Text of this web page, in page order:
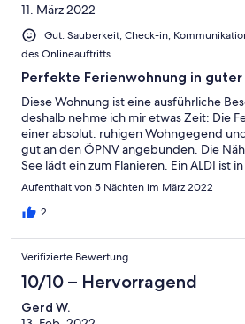
11. März 2022
Gut: Sauberkeit, Check-in,
des Onlineauftritts
Perfekte Ferienwohnung in guter
Diese Wohnung ist eine ausführliche
deshalb nehme ich mir etwas Zeit: Die
einer absolut. ruhigen Wohngegend
gut an den ÖPNV angebunden. Die
See lädt ein zum Flanieren. Ein ALDI ist
erreichbar. Die Wohnung war sauber,
fehlte es an nichts. Von Geschirrspültabs
nirgends erlebt - bei einiger
fand ich die Bank vor der Tür mit Blick
Hier konnte man morgens die erste
Nach hinten gibt es eine große Terrasse,
Gerne habe ich in der kleinen Berlin-
Aufenthalt von 5 Nächten im März 2022
2
Verifizierte Bewertung
10/10 – Hervorragend
Gerd W.